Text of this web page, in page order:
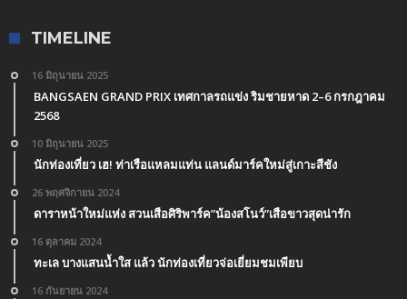
TIMELINE
16 มิถุนายน 2025
BANGSAEN GRAND PRIX เทศกาลรถแข่ง ริมชายหาด 2–6 กรกฎาคม
2568
10 มิถุนายน 2025
นักท่องเที่ยว เฮ! ท่าเรือแหลมแท่น แลนด์มาร์คใหม่สู่เกาะสีชัง
26 พฤศจิกายน 2024
ดาราหน้าใหม่แห่ง สวนเสือศิริพาร์ค”น้องสโนว์”เสือขาวสุดน่ารัก
16 ตุลาคม 2024
ทะเล บางแสนน้ำใส แล้ว นักท่องเที่ยวจ่อเยี่ยมชมเพียบ
16 กันยายน 2024